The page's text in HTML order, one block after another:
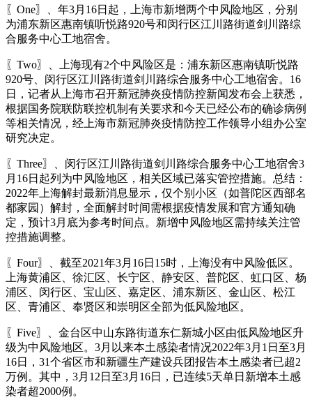
〖One〗、年3月16日起，上海市新增两个中风险地区，分别
为浦东新区惠南镇听悦路920号和闵行区江川路街道剑川路综
合服务中心工地宿舍。
〖Two〗、上海现有2个中风险区是：浦东新区惠南镇听悦路
920号、闵行区江川路街道剑川路综合服务中心工地宿舍。16
日，记者从上海市召开新冠肺炎疫情防控新闻发布会上获悉，
根据国务院联防联控机制有关要求和今天已经公布的确诊病例
等相关情况，经上海市新冠肺炎疫情防控工作领导小组办公室
研究决定。
〖Three〗、闵行区江川路街道剑川路综合服务中心工地宿舍3
月16日起列为中风险地区，相关区域已落实管控措施。总结：
2022年上海解封最新消息显示，仅个别小区（如普陀区西部名
都家园）解封，全面解封时间需根据疫情发展和官方通知确
定，预计3月底为参考时间点。新增中风险地区需持续关注管
控措施调整。
〖Four〗、截至2021年3月16日15时，上海没有中风险低区。
上海黄浦区、徐汇区、长宁区、静安区、普陀区、虹口区、杨
浦区、闵行区、宝山区、嘉定区、浦东新区、金山区、松江
区、青浦区、奉贤区和崇明区全部为低风险地区。
〖Five〗、金台区中山东路街道东仁新城小区由低风险地区升
级为中风险地区。3月以来本土感染者情况2022年3月1日至3月
16日，31个省区市和新疆生产建设兵团报告本土感染者已超2
万例。其中，3月12日至3月16日，已连续5天单日新增本土感
染者超2000例。